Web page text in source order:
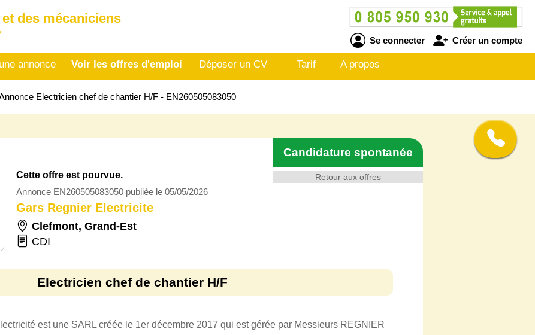
des mécaniciens
Se connecter Créer un compte
annonce Voir les offres d'emploi Déposer un CV Tarif A propos
Electricien chef de chantier H/F - EN260505083050
Retour aux offres
Candidature spontanée
Cette offre est pourvue.
Annonce EN260505083050 publiée le 05/05/2026
Gars Regnier Electricite
Clefmont, Grand-Est
CDI
Electricien chef de chantier H/F
est une SARL créée le 1er décembre 2017 qui est gérée par Messieurs REGNIER